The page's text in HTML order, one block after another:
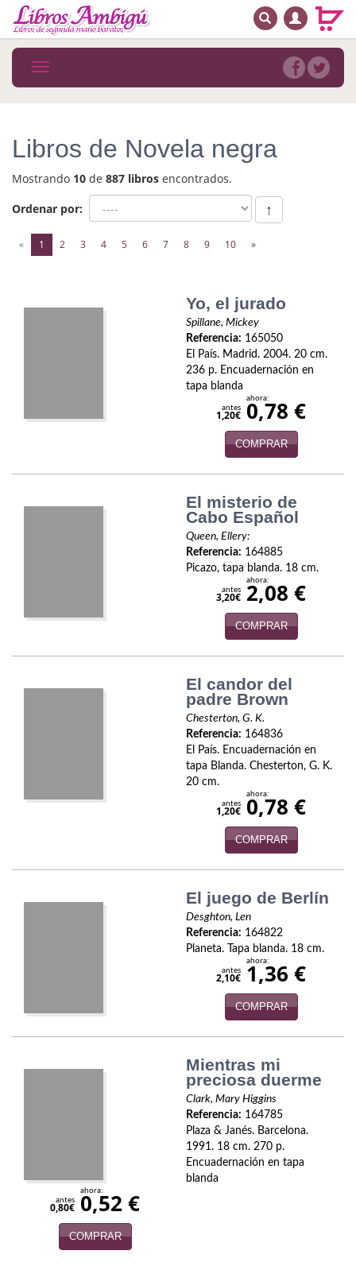
MENÚ PRINCIPAL
Novedades
MATERIAS
Astrología. Ocultismo
Autoayuda. Conocimiento personal
Divulgación científica
DVD
Literatura fantástica
Literatura hispanoamericana
BUSCAR
Toggle
navigation
Libros de Novela negra
Mostrando 10 de 887 libros encontrados.
Ordenar por:
↑
« 1 (current)
2 3 4 5 6 7 8 9 10 »
Yo, el jurado
Spillane, Mickey
Referencia: 165050
El País. Madrid. 2004. 20 cm.
236 p. Encuadernación en
tapa blanda
antes
1,20€
ahora:
0,78 €
COMPRAR
El misterio de
Cabo Español
Queen, Ellery:
Referencia: 164885
Picazo, tapa blanda. 18 cm.
antes
3,20€
ahora:
2,08 €
COMPRAR
El candor del
padre Brown
Chesterton, G. K.
Referencia: 164836
El País. Encuadernación en
tapa Blanda. Chesterton, G. K.
20 cm.
antes
1,20€
ahora:
0,78 €
COMPRAR
El juego de Berlín
Desghton, Len
Referencia: 164822
Planeta. Tapa blanda. 18 cm.
antes
2,10€
ahora:
1,36 €
COMPRAR
Mientras mi
preciosa duerme
Clark, Mary Higgins
Referencia: 164785
Plaza & Janés. Barcelona.
1991. 18 cm. 270 p.
Encuadernación en tapa
blanda
antes
0,80€
ahora:
0,52 €
COMPRAR